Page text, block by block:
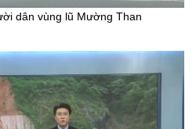
dân vùng lũ Mường Than